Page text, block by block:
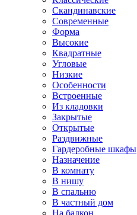
Скандинавские
Современные
Форма
Высокие
Квадратные
Угловые
Низкие
Особенности
Встроенные
Из кладовки
Закрытые
Открытые
Раздвижные
Гардеробные шкафы
Назначение
В комнату
В нишу
В спальню
В частный дом
На балкон